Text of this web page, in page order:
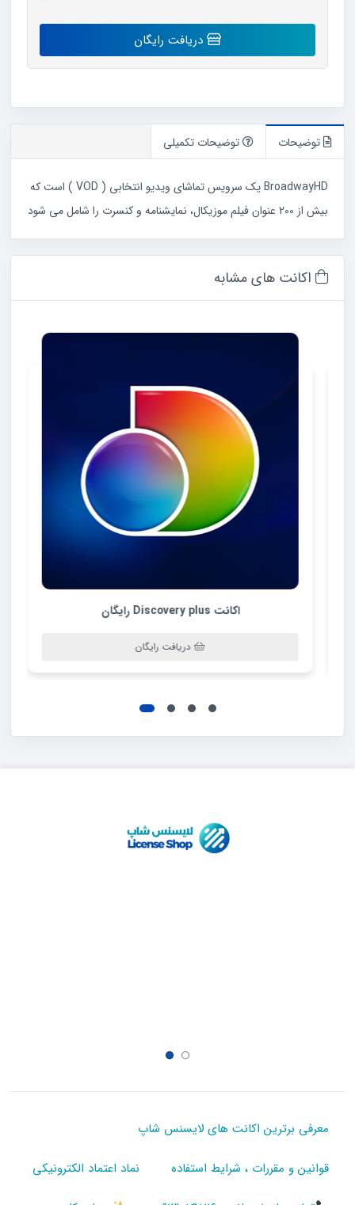
اکانت
way
دریافت رایگان
توضیحات توضیحات تکمیلی
BroadwayHD یک سرویس تماشای ویدیو انتخابی ( VOD ) است که
بیش از 200 عنوان فیلم موزیکال، نمایشنامه و کنسرت را شامل می شود
اکانت های مشابه
اکانت Discovery plus رایگان
دریافت رایگان
معرفی برترین اکانت های لایسنس شاپ
قوانین و مقررات ، شرایط استفاده نماد اعتماد الکترونیکی